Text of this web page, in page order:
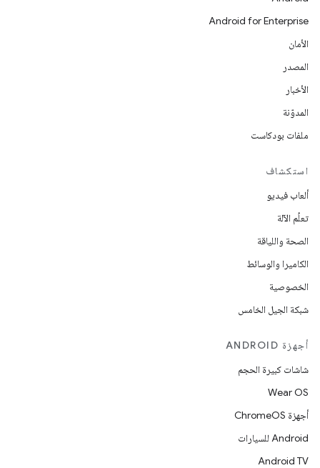
Android for Enterprise
الأمان
المصدر
الأخبار
المدوّنة
ملفات بودكاست
استكشاف
ألعاب فيديو
تعلُم الآلة
الصحة واللياقة
الكاميرا والوسائط
الخصوصية
شبكة الجيل الخامس
أجهزة ANDROID
شاشات كبيرة الحجم
Wear OS
أجهزة ChromeOS
Android للسيارات
Android TV